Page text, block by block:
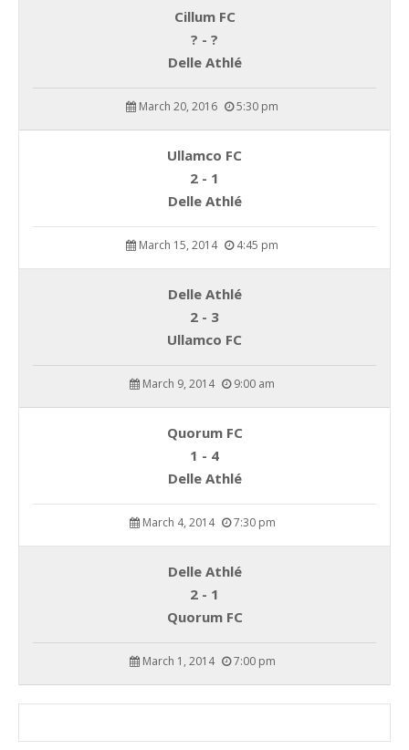
Cillum FC
? - ?
Delle Athlé
March 20, 2016 5:30 pm
Ullamco FC
2 - 1
Delle Athlé
March 15, 2014 4:45 pm
Delle Athlé
2 - 3
Ullamco FC
March 9, 2014 9:00 am
Quorum FC
1 - 4
Delle Athlé
March 4, 2014 7:30 pm
Delle Athlé
2 - 1
Quorum FC
March 1, 2014 7:00 pm